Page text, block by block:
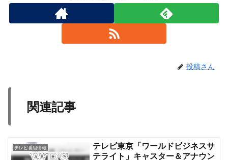
投稿さん
関連記事
テレビ番組情報
テレビ東京「ワールドビジネスサ
テライト」キャスター＆アナウン